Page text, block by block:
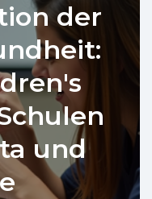
der
und